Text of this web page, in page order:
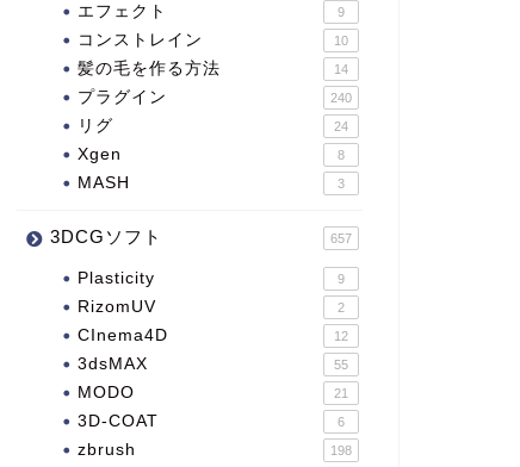
エフェクト 9
コンストレイン 10
髪の毛を作る方法 14
プラグイン 240
リグ 24
Xgen 8
MASH 3
3DCGソフト 657
Plasticity 9
RizomUV 2
CInema4D 12
3dsMAX 55
MODO 21
3D-COAT 6
zbrush 198